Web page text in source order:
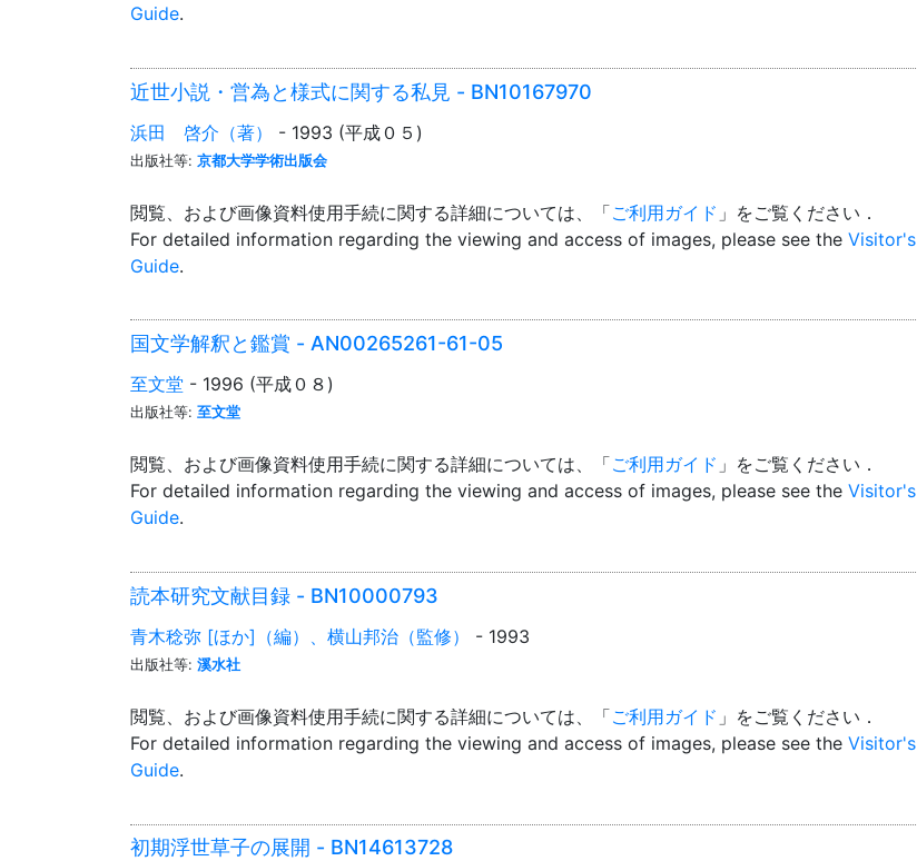
Guide.
近世小説・営為と様式に関する私見 - BN10167970
浜田 啓介（著） - 1993 (平成０５)
出版社等: 京都大学学術出版会
閲覧、および画像資料使用手続に関する詳細については、「ご利用ガイド 」をご覧ください．
For detailed information regarding the viewing and access of images, please see the Visitor's
Guide.
国文学解釈と鑑賞 - AN00265261-61-05
至文堂 - 1996 (平成０８)
出版社等: 至文堂
閲覧、および画像資料使用手続に関する詳細については、「ご利用ガイド 」をご覧ください．
For detailed information regarding the viewing and access of images, please see the Visitor's
Guide.
読本研究文献目録 - BN10000793
青木稔弥 [ほか]（編）、横山邦治（監修） - 1993
出版社等: 溪水社
閲覧、および画像資料使用手続に関する詳細については、「ご利用ガイド 」をご覧ください．
For detailed information regarding the viewing and access of images, please see the Visitor's
Guide.
初期浮世草子の展開 - BN14613728